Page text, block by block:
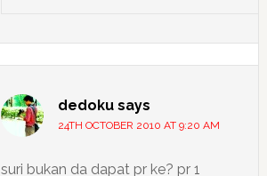
dedoku says
24TH OCTOBER 2010 AT 9:20 AM
suri bukan da dapat pr ke? pr 1